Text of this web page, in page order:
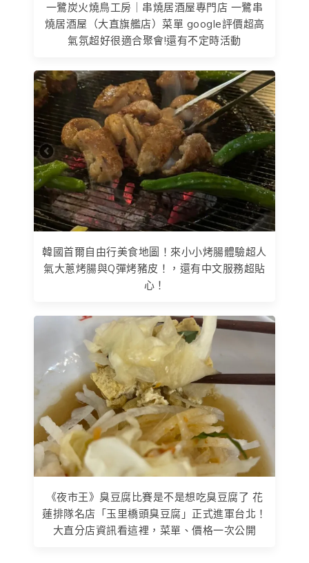
一鷺炭火燒鳥工房｜串燒居酒屋專門店 一鷺串
燒居酒屋（大直旗艦店）菜單 google評價超高
氣氛超好很適合聚會!還有不定時活動
韓國首爾自由行美食地圖！來小小烤腸體驗超人
氣大蔥烤腸與Q彈烤豬皮！，還有中文服務超貼
心！
《夜市王》臭豆腐比賽是不是想吃臭豆腐了 花
蓮排隊名店「玉里橋頭臭豆腐」正式進軍台北！
大直分店資訊看這裡，菜單、價格一次公開